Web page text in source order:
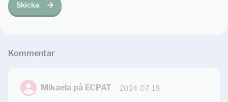
Skicka
Kommentar
Mikaela på ECPAT 2024-07-18